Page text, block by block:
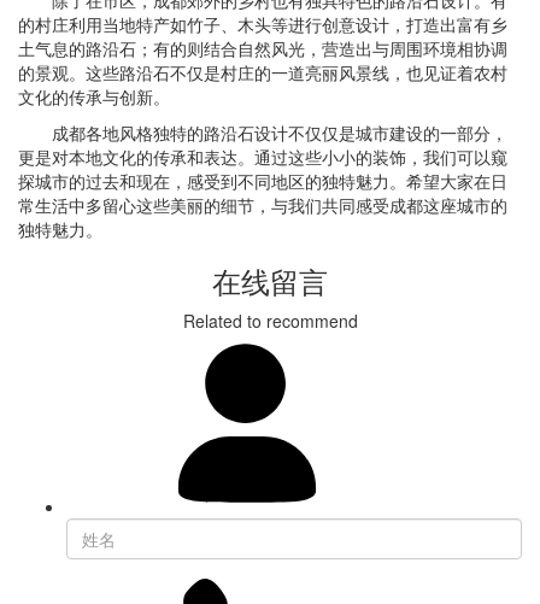
的村庄利用当地特产如竹子、木头等进行创意设计，打造出富有乡
土气息的路沿石；有的则结合自然风光，营造出与周围环境相协调
的景观。这些路沿石不仅是村庄的一道亮丽风景线，也见证着农村
文化的传承与创新。
成都各地风格独特的路沿石设计不仅仅是城市建设的一部分，
更是对本地文化的传承和表达。通过这些小小的装饰，我们可以窥
探城市的过去和现在，感受到不同地区的独特魅力。希望大家在日
常生活中多留心这些美丽的细节，与我们共同感受成都这座城市的
独特魅力。
在线留言
Related to recommend